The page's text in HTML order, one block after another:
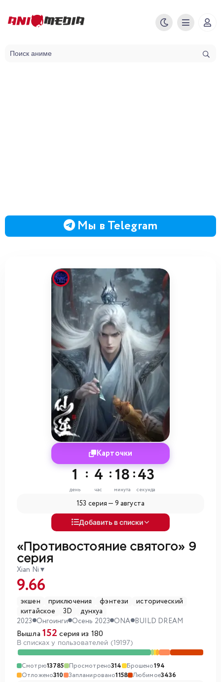
Мы в Telegram
Карточки
1
день
: 4
час
:18
минута
:42
секунда
153 серия — 9 августа
Добавить в списки
«Противостояние святого» 9
серия
Xian Ni ▼
9.66
экшен приключения фэнтези
исторический
китайское
3D
дунхуа
2023 Онгоинги Осень 2023 ONA BUILD DREAM
Вышла 152 серия из 180
В списках у пользователей (19197)
Смотрю13785 Просмотрено314 Брошено194
Отложено310 Запланировано1158 Любимое3436